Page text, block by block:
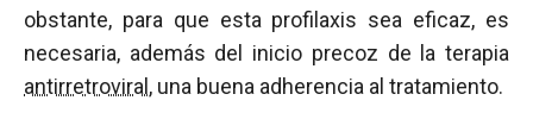
obstante, para que esta profilaxis sea eficaz, es
necesaria, además del inicio precoz de la terapia
antirretroviral , una buena adherencia al tratamiento.